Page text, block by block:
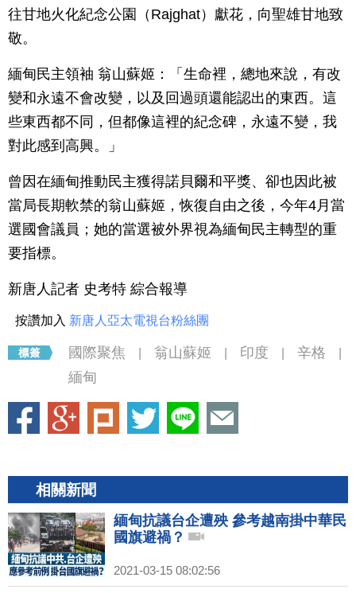
往甘地火化紀念公園（Rajghat）獻花，向聖雄甘地致
敬。
緬甸民主領袖 翁山蘇姬：「生命裡，總地來說，有改
變和永遠不會改變，以及回過頭還能認出的東西。這
些東西都不同，但都像這裡的紀念碑，永遠不變，我
對此感到高興。」
曾因在緬甸推動民主獲得諾貝爾和平獎、卻也因此被
當局長期軟禁的翁山蘇姬，恢復自由之後，今年4月當
選國會議員；她的當選被外界視為緬甸民主轉型的重
要指標。
新唐人記者 史考特 綜合報導
按讚加入 新唐人亞太電視台粉絲團
國際聚焦 翁山蘇姬 印度 辛格
緬甸
相關新聞
緬甸抗議台企遭殃 參考越南掛中華民
國旗避禍？
2021-03-15 08:02:56